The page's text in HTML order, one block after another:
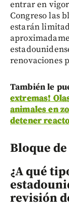
entrar en
Congreso las
estarán
renovaciones
También le
extremas!
animales en
detener
Bloque
¿A qué
revisión